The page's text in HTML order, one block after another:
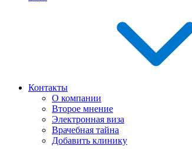
Контакты
О компании
Второе мнение
Электронная виза
Врачебная тайна
Добавить клинику